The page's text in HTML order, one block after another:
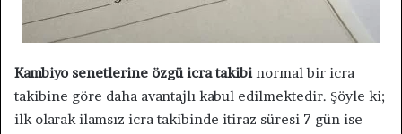
Kambiyo senetlerine özgü icra takibi normal bir icra
takibine göre daha avantajlı kabul edilmektedir. Şöyle ki;
ilk olarak ilamsız icra takibinde itiraz süresi 7 gün ise